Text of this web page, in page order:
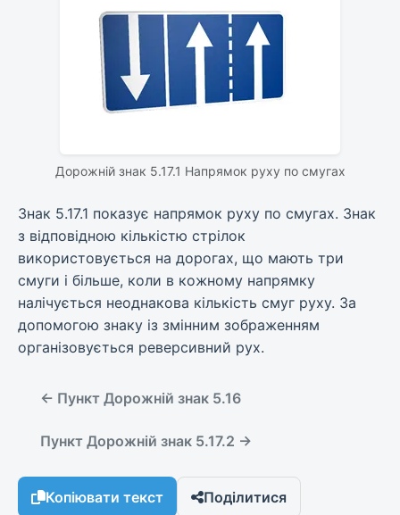
Дорожній знак 5.17.1 Напрямок руху по смугах
Знак 5.17.1 показує напрямок руху по смугах. Знак
з відповідною кількістю стрілок
використовується на дорогах, що мають три
смуги і більше, коли в кожному напрямку
налічується неоднакова кількість смуг руху. За
допомогою знаку із змінним зображенням
організовується реверсивний рух.
← Пункт Дорожній знак 5.16
Пункт Дорожній знак 5.17.2 →
Копіювати текст Поділитися